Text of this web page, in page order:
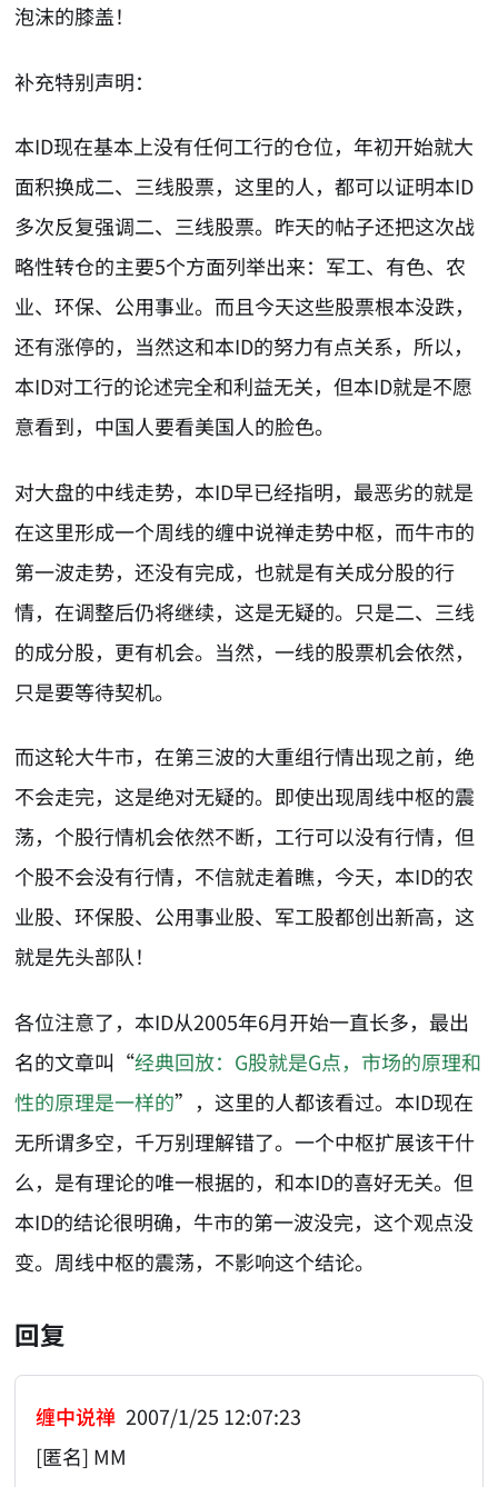
泡沫的膝盖！
补充特别声明：
本ID现在基本上没有任何工行的仓位，年初开始就大
面积换成二、三线股票，这里的人，都可以证明本ID
多次反复强调二、三线股票。昨天的帖子还把这次战
略性转仓的主要5个方面列举出来：军工、有色、农
业、环保、公用事业。而且今天这些股票根本没跌，
还有涨停的，当然这和本ID的努力有点关系，所以，
本ID对工行的论述完全和利益无关，但本ID就是不愿
意看到，中国人要看美国人的脸色。
对大盘的中线走势，本ID早已经指明，最恶劣的就是
在这里形成一个周线的缠中说禅走势中枢，而牛市的
第一波走势，还没有完成，也就是有关成分股的行
情，在调整后仍将继续，这是无疑的。只是二、三线
的成分股，更有机会。当然，一线的股票机会依然，
只是要等待契机。
而这轮大牛市，在第三波的大重组行情出现之前，绝
不会走完，这是绝对无疑的。即使出现周线中枢的震
荡，个股行情机会依然不断，工行可以没有行情，但
个股不会没有行情，不信就走着瞧，今天，本ID的农
业股、环保股、公用事业股、军工股都创出新高，这
就是先头部队！
各位注意了，本ID从2005年6月开始一直长多，最出
名的文章叫“经典回放：G股就是G点，市场的原理和
性的原理是一样的”，这里的人都该看过。本ID现在
无所谓多空，千万别理解错了。一个中枢扩展该干什
么，是有理论的唯一根据的，和本ID的喜好无关。但
本ID的结论很明确，牛市的第一波没完，这个观点没
变。周线中枢的震荡，不影响这个结论。
回复
缠中说禅 2007/1/25 12:07:23
[匿名] MM